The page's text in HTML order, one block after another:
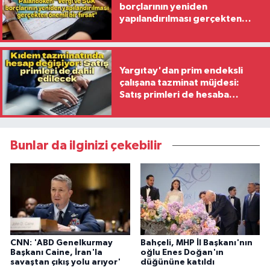
borçlarının yeniden
yapılandırılması gerçekten
Yargıtay'dan prim endeksli
çalışana tazminat müjdesi:
Satış primleri de hesaba
Bunlar da ilginizi çekebilir
CNN: 'ABD Genelkurmay
Başkanı Caine, İran'la
savaştan çıkış yolu arıyor'
Bahçeli, MHP İl Başkanı'nın
oğlu Enes Doğan'ın
düğününe katıldı